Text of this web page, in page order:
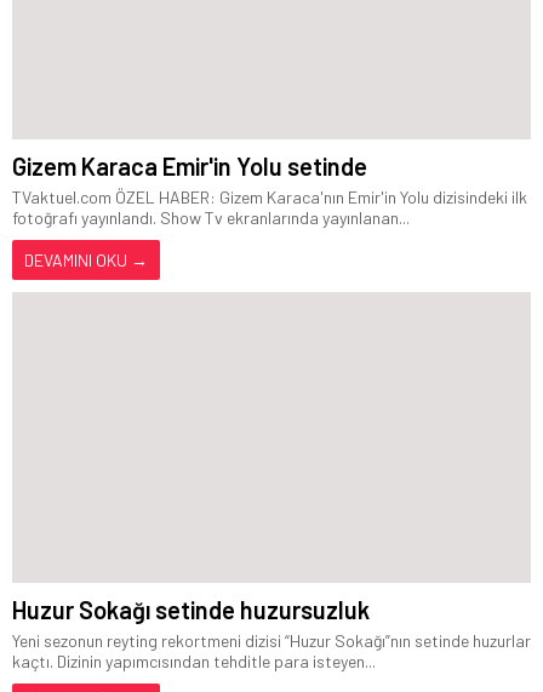
Gizem Karaca Emir'in Yolu setinde
TVaktuel.com ÖZEL HABER: Gizem Karaca'nın Emir'in Yolu dizisindeki ilk
fotoğrafı yayınlandı. Show Tv ekranlarında yayınlanan...
DEVAMINI OKU →
Huzur Sokağı setinde huzursuzluk
Yeni sezonun reyting rekortmeni dizisi “Huzur Sokağı”nın setinde huzurlar
kaçtı. Dizinin yapımcısından tehditle para isteyen...